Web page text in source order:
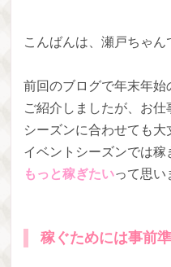
こんばんは、瀬戸ちゃん
前回のブログで年末年
ご紹介しましたが、お
シーズンに合わせても大
イベントシーズンでは稼
もっと稼ぎたいって思い
稼ぐためには事前